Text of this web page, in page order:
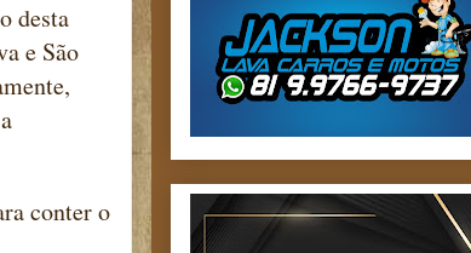
desta
e São
conter o